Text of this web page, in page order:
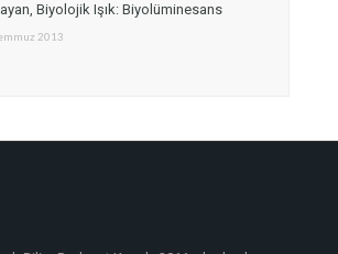
Biyolojik Işık: Biyolüminesans
2013